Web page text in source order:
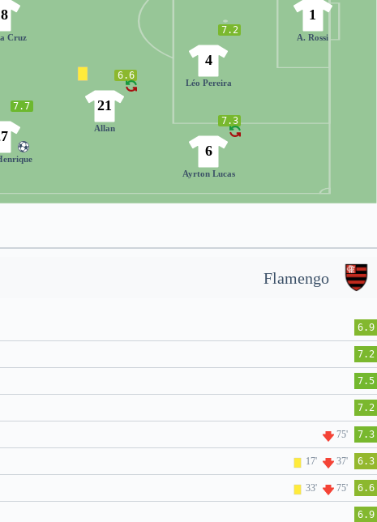
1
A. Rossi
7.3
6
Ayrton Lucas
7.2
4
Léo Pereira
6.6
21
Allan
7.7
Cruz
Flamengo
6.9
7.2
7.5
7.2
75' 7.3
17' 37' 6.3
33' 75' 6.6
6.9